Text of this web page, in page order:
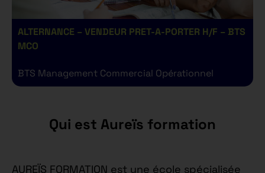
ALTERNANCE – VENDEUR PRET-A-PORTER H/F – BTS
MCO
BTS Management Commercial Opérationnel
Qui est Aureïs formation
AUREÏS FORMATION est une école spécialisée